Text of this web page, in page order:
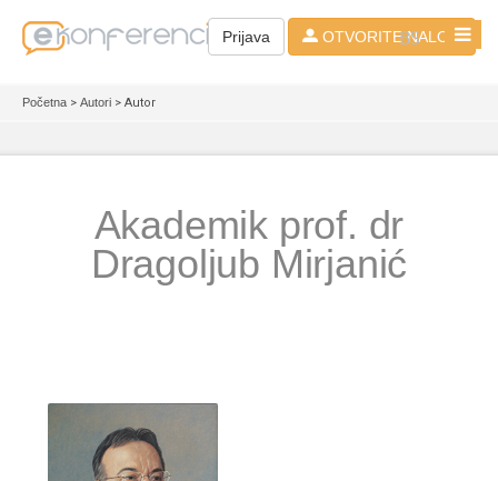
Prijava OTVORITE NALOG
BS
Početna > Autori > Autor
Akademik prof. dr
Dragoljub Mirjanić